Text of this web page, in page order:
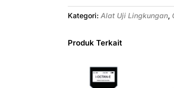
Kategori:Alat Uji Lingkungan,
Produk Terkait